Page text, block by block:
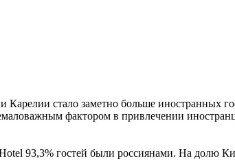
Карелии стало заметно больше иностранных
фактором в привлечении
93,3% гостей были россиянами. На долю